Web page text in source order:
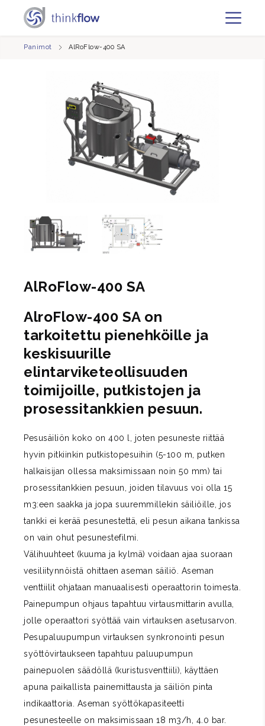
Panimot AlRoFlow-400 SA
AlRoFlow-400 SA
AlroFlow-400 SA on
tarkoitettu pienehköille ja
keskisuurille
elintarviketeollisuuden
toimijoille, putkistojen ja
prosessitankkien pesuun.
Pesusäiliön koko on 400 l, joten pesuneste riittää
hyvin pitkiinkin putkistopesuihin (5-100 m, putken
halkaisijan ollessa maksimissaan noin 50 mm) tai
prosessitankkien pesuun, joiden tilavuus voi olla 15
m3:een saakka ja jopa suuremmillekin säiliöille, jos
tankki ei kerää pesunestettä, eli pesun aikana tankissa
on vain ohut pesunestefilmi.
Välihuuhteet (kuuma ja kylmä) voidaan ajaa suoraan
vesiliitynnöistä ohittaen aseman säiliö. Aseman
venttiilit ohjataan manuaalisesti operaattorin toimesta.
Painepumpun ohjaus tapahtuu virtausmittarin avulla,
jolle operaattori syöttää vain virtauksen asetusarvon.
Pesupaluupumpun virtauksen synkronointi pesun
syöttövirtaukseen tapahtuu paluupumpun
painepuolen säädöllä (kuristusventtiili), käyttäen
apuna paikallista painemittausta ja säiliön pinta
indikaattoria. Aseman syöttökapasiteetti
pesunesteelle on maksimissaan 18 m3/h, 4.0 bar.